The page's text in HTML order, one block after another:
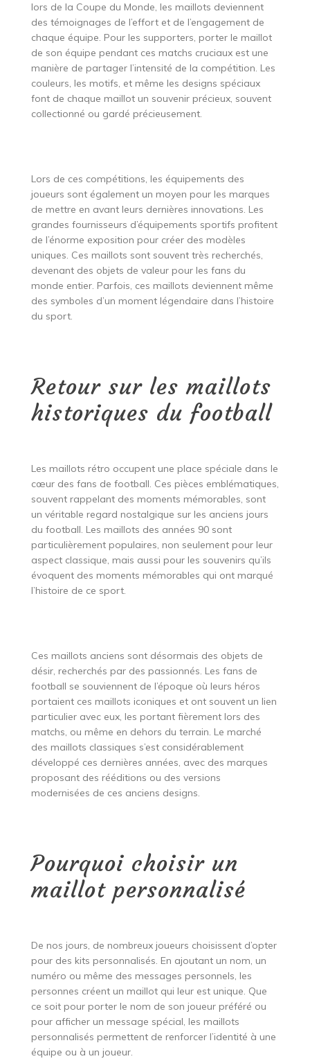
lors de la Coupe du Monde, les maillots deviennent
des témoignages de l’effort et de l’engagement de
chaque équipe. Pour les supporters, porter le maillot
de son équipe pendant ces matchs cruciaux est une
manière de partager l’intensité de la compétition. Les
couleurs, les motifs, et même les designs spéciaux
font de chaque maillot un souvenir précieux, souvent
collectionné ou gardé précieusement.
Lors de ces compétitions, les équipements des
joueurs sont également un moyen pour les marques
de mettre en avant leurs dernières innovations. Les
grandes fournisseurs d’équipements sportifs profitent
de l’énorme exposition pour créer des modèles
uniques. Ces maillots sont souvent très recherchés,
devenant des objets de valeur pour les fans du
monde entier. Parfois, ces maillots deviennent même
des symboles d’un moment légendaire dans l’histoire
du sport.
Retour sur les maillots
historiques du football
Les maillots rétro occupent une place spéciale dans le
cœur des fans de football. Ces pièces emblématiques,
souvent rappelant des moments mémorables, sont
un véritable regard nostalgique sur les anciens jours
du football. Les maillots des années 90 sont
particulièrement populaires, non seulement pour leur
aspect classique, mais aussi pour les souvenirs qu’ils
évoquent des moments mémorables qui ont marqué
l’histoire de ce sport.
Ces maillots anciens sont désormais des objets de
désir, recherchés par des passionnés. Les fans de
football se souviennent de l’époque où leurs héros
portaient ces maillots iconiques et ont souvent un lien
particulier avec eux, les portant fièrement lors des
matchs, ou même en dehors du terrain. Le marché
des maillots classiques s’est considérablement
développé ces dernières années, avec des marques
proposant des rééditions ou des versions
modernisées de ces anciens designs.
Pourquoi choisir un
maillot personnalisé
De nos jours, de nombreux joueurs choisissent d’opter
pour des kits personnalisés. En ajoutant un nom, un
numéro ou même des messages personnels, les
personnes créent un maillot qui leur est unique. Que
ce soit pour porter le nom de son joueur préféré ou
pour afficher un message spécial, les maillots
personnalisés permettent de renforcer l’identité à une
équipe ou à un joueur.